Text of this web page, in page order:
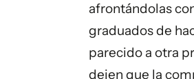
afrontándolas
graduados de
parecido a otra
dejen que la